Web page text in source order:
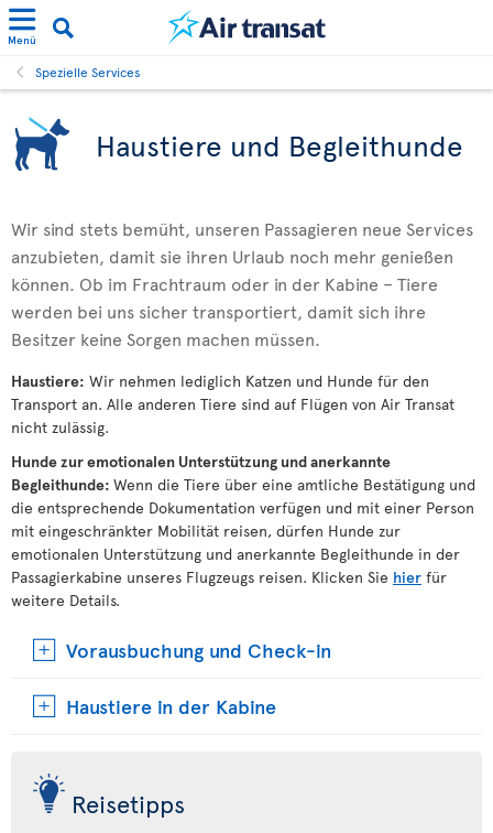
Menü
Spezielle Services
Haustiere und Begleithunde
Wir sind stets bemüht, unseren Passagieren neue Services
anzubieten, damit sie ihren Urlaub noch mehr genießen
können. Ob im Frachtraum oder in der Kabine – Tiere
werden bei uns sicher transportiert, damit sich ihre
Besitzer keine Sorgen machen müssen.
Haustiere: Wir nehmen lediglich Katzen und Hunde für den
Transport an. Alle anderen Tiere sind auf Flügen von Air Transat
nicht zulässig.
Hunde zur emotionalen Unterstützung und anerkannte
Begleithunde: Wenn die Tiere über eine amtliche Bestätigung und
die entsprechende Dokumentation verfügen und mit einer Person
mit eingeschränkter Mobilität reisen, dürfen Hunde zur
emotionalen Unterstützung und anerkannte Begleithunde in der
Passagierkabine unseres Flugzeugs reisen. Klicken Sie hier für
weitere Details.
Vorausbuchung und Check-in
Haustiere in der Kabine
Reisetipps